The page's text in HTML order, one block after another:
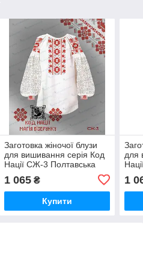
Заготовка жіночої блузи
для вишивання серія Код
Нації СЖ-3 Полтавська
1 065₴
Купити
для
1